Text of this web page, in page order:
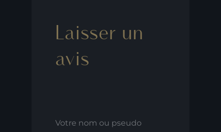
Laisser un
avis
Votre nom ou pseudo